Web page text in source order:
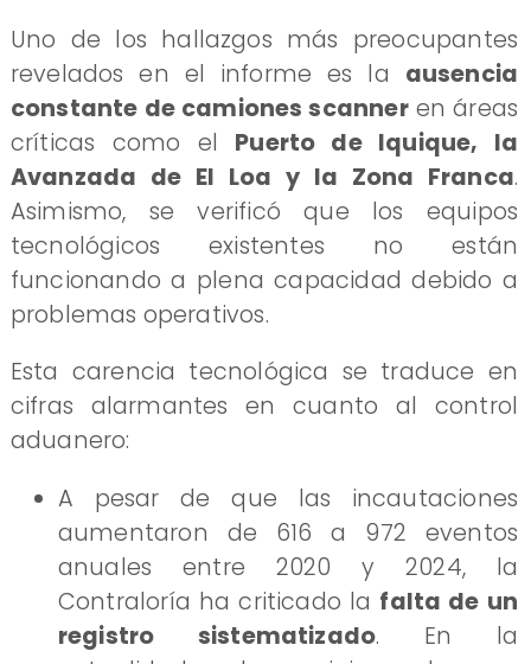
Uno de los hallazgos más preocupantes
revelados en el informe es la ausencia
constante de camiones scanneren áreas
críticas como el Puerto de Iquique, la
Avanzada de El Loa y la Zona Franca.
Asimismo, se verificó que los equipos
tecnológicos existentes no están
funcionando a plena capacidad debido a
problemas operativos.
Esta carencia tecnológica se traduce en
cifras alarmantes en cuanto al control
aduanero:
A pesar de que las incautaciones
aumentaron de 616 a 972 eventos
anuales entre 2020 y 2024, la
Contraloría ha criticado la falta de un
registro sistematizado. En la